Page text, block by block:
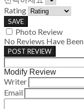
Rating
SAVE
Photo Review
No Reviews Have
POST REVIEW
Modify Review
Writer
Email